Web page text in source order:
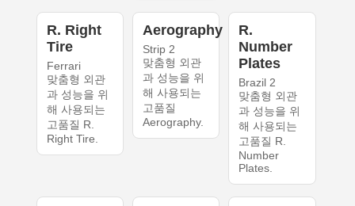
R. Right
Tire
Ferrari
맞춤형 외관
과 성능을 위
해 사용되는
고품질 R.
Right Tire.
Aerography
Strip 2
맞춤형 외관
과 성능을 위
해 사용되는
고품질
Aerography.
R.
Number
Plates
Brazil 2
맞춤형 외관
과 성능을 위
해 사용되는
고품질 R.
Number
Plates.